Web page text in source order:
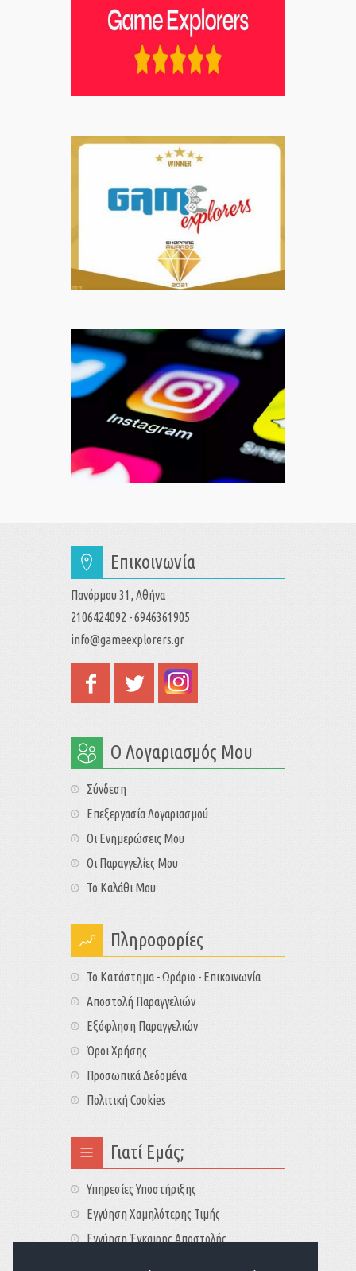
Επικοινωνία
Πανόρμου 31, Αθήνα
2106424092 - 6946361905
info@gameexplorers.gr
Ο Λογαριασμός Μου
Σύνδεση
Επεξεργασία Λογαριασμού
Οι Ενημερώσεις Μου
Οι Παραγγελίες Μου
Το Καλάθι Μου
Πληροφορίες
Το Κατάστημα - Ωράριο - Επικοινωνία
Αποστολή Παραγγελιών
Εξόφληση Παραγγελιών
Όροι Χρήσης
Προσωπικά Δεδομένα
Πολιτική Cookies
Γιατί Εμάς;
Υπηρεσίες Υποστήριξης
Εγγύηση Χαμηλότερης Τιμής
Εγγύηση Έγκαιρης Αποστολής